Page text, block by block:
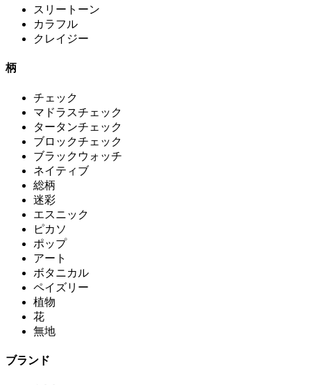
スリートーン
カラフル
クレイジー
柄
チェック
マドラスチェック
タータンチェック
ブロックチェック
ブラックウォッチ
ネイティブ
総柄
迷彩
エスニック
ピカソ
ポップ
アート
ボタニカル
ペイズリー
植物
花
無地
ブランド